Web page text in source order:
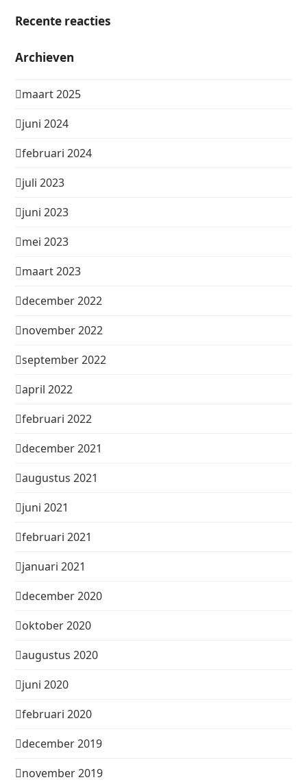
Recente reacties
Archieven
maart 2025
juni 2024
februari 2024
juli 2023
juni 2023
mei 2023
maart 2023
december 2022
november 2022
september 2022
april 2022
februari 2022
december 2021
augustus 2021
juni 2021
februari 2021
januari 2021
december 2020
oktober 2020
augustus 2020
juni 2020
februari 2020
december 2019
november 2019